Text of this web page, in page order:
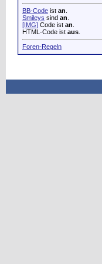
BB-Code ist an
Smileys sind an
[IMG] Code ist an
HTML-Code ist aus
Foren-Regeln